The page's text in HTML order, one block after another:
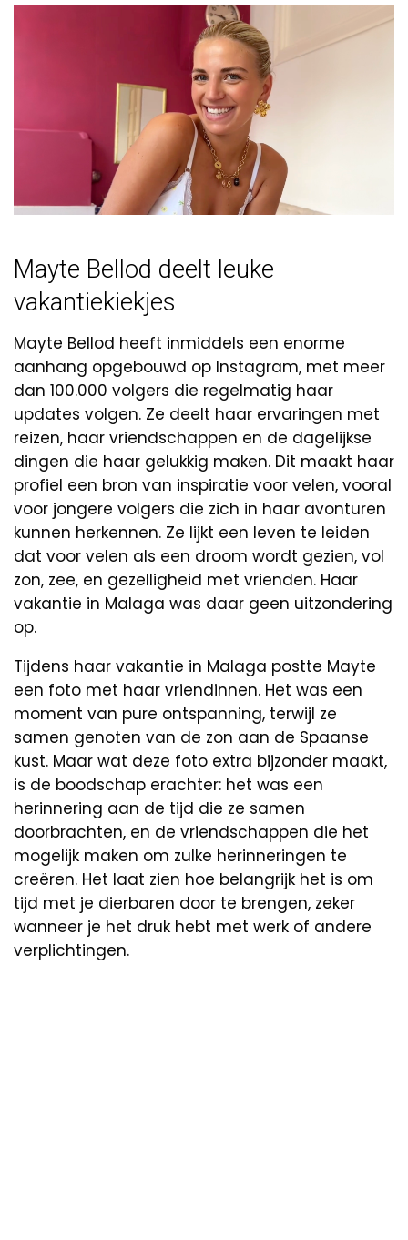
Mayte Bellod deelt leuke
vakantiekiekjes
Mayte Bellod heeft inmiddels een enorme
aanhang opgebouwd op Instagram, met meer
dan 100.000 volgers die regelmatig haar
updates volgen. Ze deelt haar ervaringen met
reizen, haar vriendschappen en de dagelijkse
dingen die haar gelukkig maken. Dit maakt haar
profiel een bron van inspiratie voor velen, vooral
voor jongere volgers die zich in haar avonturen
kunnen herkennen. Ze lijkt een leven te leiden
dat voor velen als een droom wordt gezien, vol
zon, zee, en gezelligheid met vrienden. Haar
vakantie in Malaga was daar geen uitzondering
op.
Tijdens haar vakantie in Malaga postte Mayte
een foto met haar vriendinnen. Het was een
moment van pure ontspanning, terwijl ze
samen genoten van de zon aan de Spaanse
kust. Maar wat deze foto extra bijzonder maakt,
is de boodschap erachter: het was een
herinnering aan de tijd die ze samen
doorbrachten, en de vriendschappen die het
mogelijk maken om zulke herinneringen te
creëren. Het laat zien hoe belangrijk het is om
tijd met je dierbaren door te brengen, zeker
wanneer je het druk hebt met werk of andere
verplichtingen.